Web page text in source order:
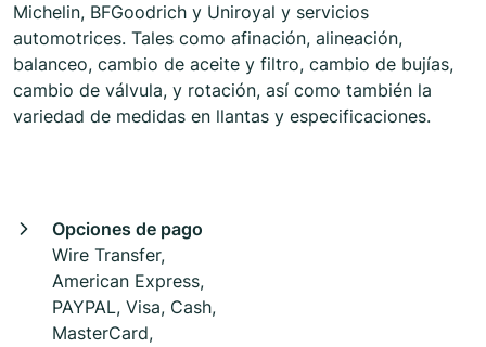
Michelin, BFGoodrich y Uniroyal y servicios
automotrices. Tales como afinación, alineación,
balanceo, cambio de aceite y filtro, cambio de bujías,
cambio de válvula, y rotación, así como también la
variedad de medidas en llantas y especificaciones.
Opciones de pago
Wire Transfer,
American Express,
PAYPAL, Visa, Cash,
MasterCard,